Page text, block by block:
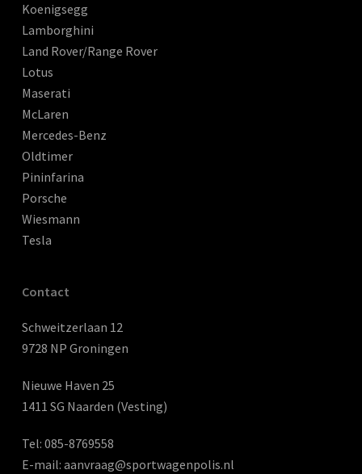
Koenigsegg
Lamborghini
Land Rover/Range Rover
Lotus
Maserati
McLaren
Mercedes-Benz
Oldtimer
Pininfarina
Porsche
Wiesmann
Tesla
Contact
Schweitzerlaan 12
9728 NP Groningen
Nieuwe Haven 25
1411 SG Naarden (Vesting)
Tel: 085-8769558
E-mail: aanvraag@sportwagenpolis.nl